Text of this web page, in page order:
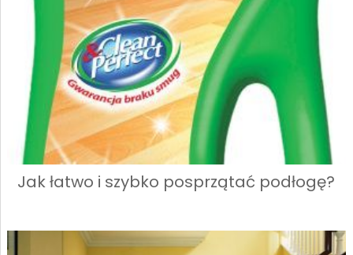
Jak łatwo i szybko posprzątać podłogę?